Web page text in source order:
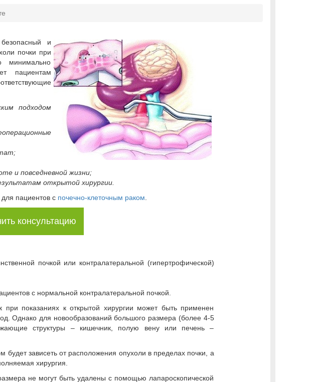
и
почки при
минимально
пациентам
подходом
и повседневной жизни;
открытой хирургии.
пациентов с почечно-клеточным раком.
консультацию
почкой или контралатеральной (гипертрофической)
с нормальной контралатеральной почкой.
показаниях к открытой хирургии может быть применен
Однако для новообразований большого размера (более 4-5
структуры – кишечник, полую вену или печень –
будет зависеть от расположения опухоли в пределах почки, а
хирургия.
не могут быть удалены с помощью лапароскопической